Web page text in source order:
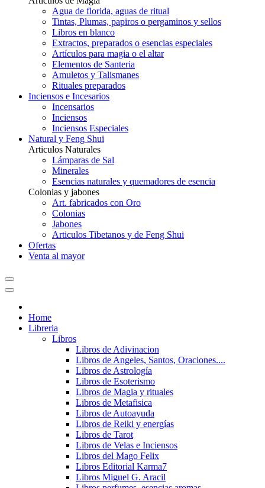
Agua de florida, aguas de ritual
Tintas, Plumas, papiros o pergaminos y sellos
Libros en blanco
Extractos, preparados o esencias especiales
Artículos para magia o el altar
Elementos de Santeria
Amuletos y Talismanes
Rituales preparados
Inciensos e Incesarios
Incensarios
Inciensos
Inciensos Especiales
Natural y Feng Shui
Articulos Naturales
Lámparas de Sal
Minerales
Esencias naturales y quemadores de esencia
Colonias y jabones
Art. fabricados con Oro
Colonias
Jabones
Articulos Tibetanos y de Feng Shui
Ofertas
Venta al mayor
Home
Libreria
Libros
Libros de Adivinacion
Libros de Angeles, Santos, Oraciones....
Libros de Astrología
Libros de Esoterismo
Libros de Magia y rituales
Libros de Metafisica
Libros de Autoayuda
Libros de Reiki y energías
Libros de Tarot
Libros de Velas e Inciensos
Libros del Mago Felix
Libros Editorial Karma7
Libros Miguel G. Aracil